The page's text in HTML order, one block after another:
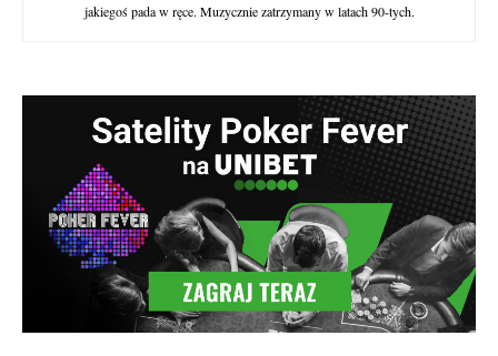
jakiegoś pada w ręce. Muzycznie zatrzymany w latach 90-tych.